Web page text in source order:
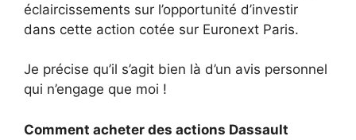
éclaircissements sur l’opportunité d’investir
dans cette action cotée sur Euronext Paris.
Je précise qu’il s’agit bien là d’un avis personnel
qui n’engage que moi !
Comment acheter des actions Dassault